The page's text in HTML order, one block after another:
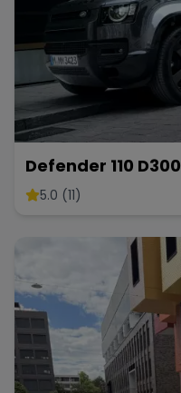
Defender 110 D300
5.0 (11)